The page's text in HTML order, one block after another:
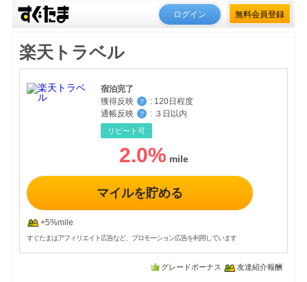
ログイン 無料会員登録
楽天トラベル
宿泊完了
獲得反映
？ : 120日程度
通帳反映
？ : ３日以内
リピート可
2.0%
マイルを貯める
+5%mile
すぐたまはアフィリエイト広告など、プロモーション広告を利用しています
グレードボーナス 友達紹介報酬